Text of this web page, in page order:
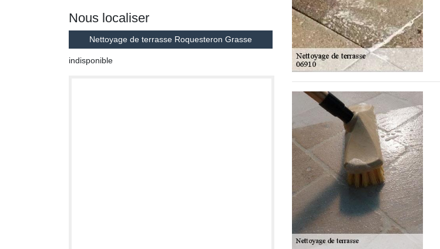
Nous localiser
Nettoyage de terrasse Roquesteron Grasse
indisponible